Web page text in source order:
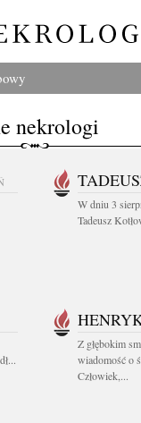
nekrologi
W dniu 3
Tadeusz
Z głębokim
wiadomość o
Człowiek,...